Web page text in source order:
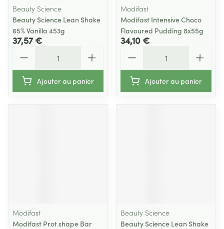
Beauty Science
Beauty Science Lean Shake
65% Vanilla 453g
37,57 €
Ajouter au panier
Modifast
Modifast Intensive Choco
Flavoured Pudding 8x55g
34,10 €
Ajouter au panier
Modifast
Modifast Prot.shape Bar
Beauty Science
Beauty Science Lean Shake